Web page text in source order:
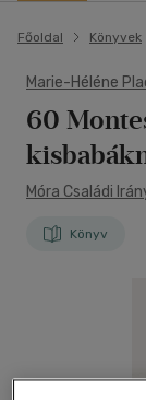
Főoldal Könyvek
Marie-Héléne
60
Móra Családi
Könyv